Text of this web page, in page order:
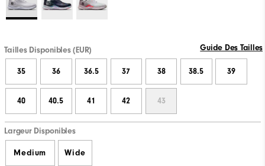
Tailles Disponibles (EUR) Guide Des Tailles
35 36 36.5 37 38 38.5 39
40 40.5 41 42 43
Largeur Disponibles
Medium Wide